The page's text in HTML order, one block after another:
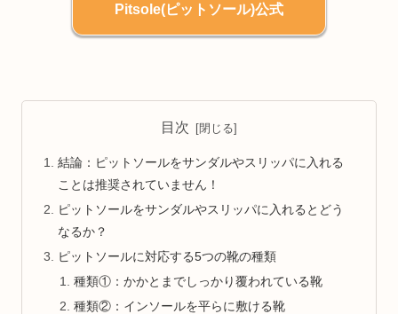
Pitsole(ピットソール)公式
目次
結論：ピットソールをサンダルやスリッパに入れる
ことは推奨されていません！
ピットソールをサンダルやスリッパに入れるとどう
なるか？
ピットソールに対応する5つの靴の種類
種類①：かかとまでしっかり覆われている靴
種類②：インソールを平らに敷ける靴